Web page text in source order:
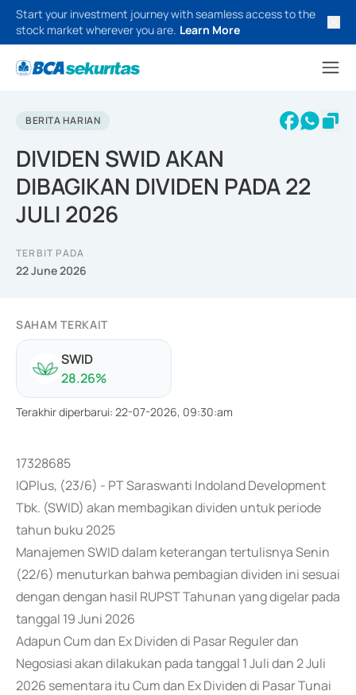
Start your investment journey with seamless access to the
stock market wherever you are. Learn More
BERITA HARIAN
DIVIDEN SWID AKAN
DIBAGIKAN DIVIDEN PADA 22
JULI 2026
TERBIT PADA
22 June 2026
SAHAM TERKAIT
SWID
28.26%
Terakhir diperbarui: 22-07-2026, 09:30:am
17328685
IQPlus, (23/6) - PT Saraswanti Indoland Development
Tbk. (SWID) akan membagikan dividen untuk periode
tahun buku 2025
Manajemen SWID dalam keterangan tertulisnya Senin
(22/6) menuturkan bahwa pembagian dividen ini sesuai
dengan dengan hasil RUPST Tahunan yang digelar pada
tanggal 19 Juni 2026
Adapun Cum dan Ex Dividen di Pasar Reguler dan
Negosiasi akan dilakukan pada tanggal 1 Juli dan 2 Juli
2026 sementara itu Cum dan Ex Dividen di Pasar Tunai